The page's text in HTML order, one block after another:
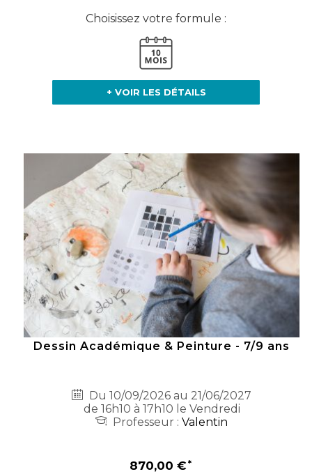
Choisissez votre formule :
+ VOIR LES DÉTAILS
Dessin Académique & Peinture - 7/9 ans
Du 10/09/2026 au 21/06/2027
de 16h10 à 17h10 le Vendredi
Professeur :Valentin
870,00 €